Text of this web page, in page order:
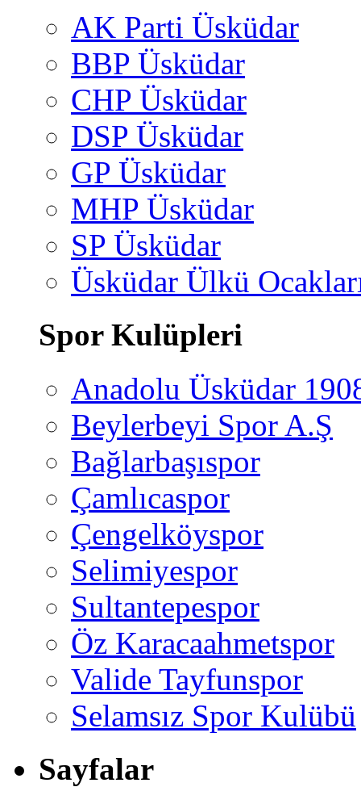
AK Parti Üsküdar
BBP Üsküdar
CHP Üsküdar
DSP Üsküdar
GP Üsküdar
MHP Üsküdar
SP Üsküdar
Üsküdar Ülkü
Spor Kulüpleri
Anadolu Üsküdar
Beylerbeyi Spor A.Ş
Bağlarbaşıspor
Çamlıcaspor
Çengelköyspor
Selimiyespor
Sultantepespor
Öz Karacaahmetspor
Valide Tayfunspor
Selamsız Spor Kulübü
Sayfalar